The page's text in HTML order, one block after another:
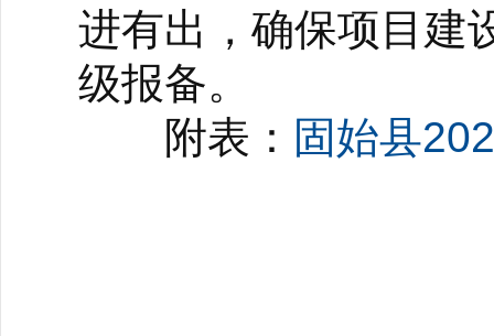
进有出，确保项目建
级报备。
附表： 固始县